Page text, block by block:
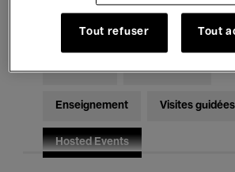
Musique électronique
Pour tous Kids’ Palace
Enseignement Visites guidées
Hosted Events
Tout refuser Tout